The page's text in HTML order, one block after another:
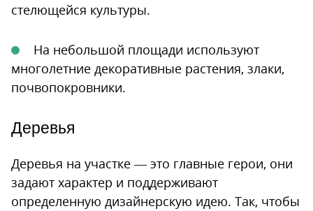
стелющейся культуры.
На небольшой площади используют
многолетние декоративные растения, злаки,
почвопокровники.
Деревья
Деревья на участке — это главные герои, они
задают характер и поддерживают
определенную дизайнерскую идею. Так, чтобы